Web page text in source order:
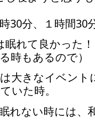
30分、１時間30
眠れて良かった
時もあるので）
大きなイベント
いた時。
れない時には、